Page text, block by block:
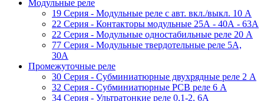
Модульные реле
19 Cерия - Модульные реле с авт. вкл./выкл. 10 A
22 Серия - Контакторы модульные 25А - 40А - 63А
22 Серия - Модульные одностабильные реле 20 A
77 Серия - Модульные твердотельные реле 5А,
30А
Промежуточные реле
30 Серия - Субминиатюрные двухрядные реле 2 A
32 Серия - Субминиатюрные PCB реле 6 A
34 Серия - Ультратонкие реле 0,1-2, 6A